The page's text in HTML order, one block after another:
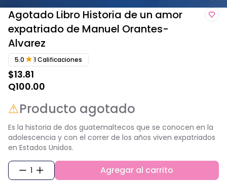
Agotado Libro Historia de un amor
expatriado de Manuel Orantes-
Alvarez
5.0 1Calificaciones
$13.81
Q100.00
⚠Producto agotado
Es la historia de dos guatemaltecos que se conocen en la
adolescencia y con el correr de los años viven expatriados
en Estados Unidos.
1 Agregar al carrito